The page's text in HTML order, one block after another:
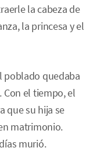
la cabeza de
la princesa y el
poblado quedaba
Con el tiempo, el
que su hija se
matrimonio.
murió.